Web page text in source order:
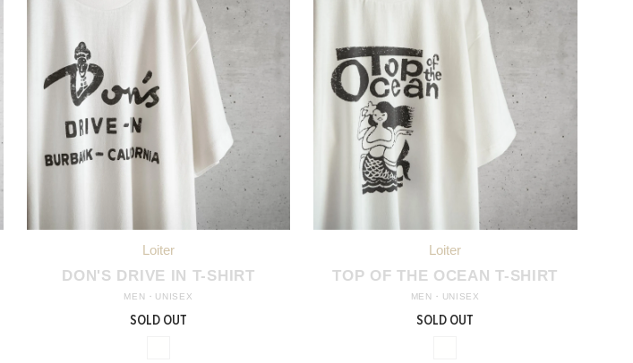
DON'S DRIVE IN T-SHIRT
MEN・UNISEX
SOLD OUT
TOP OF THE OCEAN T-SHIRT
MEN・UNISEX
SOLD OUT